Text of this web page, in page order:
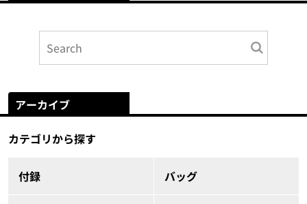
アーカイブ
カテゴリから探す
付録 バッグ